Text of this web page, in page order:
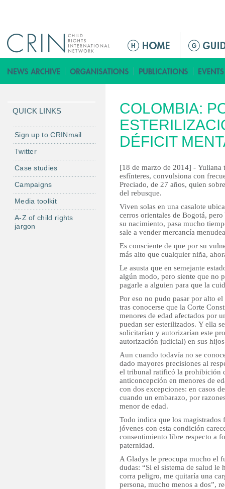
M
i
n
e
n
u
COLOMBIA:
DÉFICIT
[18 de marzo de 2014] - Yuliana
esfínteres, convulsiona con
Preciado, de 27 años, quien
del rebusque.
Viven solas en una casalote
cerros orientales de Bogotá,
su nacimiento, pasa mucho
sale a vender mercancía
Es consciente de que por su
más alto que cualquier niña,
Le asusta que en semejante
algún modo, pero siente que no
pagarle a alguien para que la
Por eso no pudo pasar por alto
tras conocerse que la Corte
menores de edad afectados por
puedan ser esterilizados. Y ella
solicitarían y autorizarían este
autorización judicial) en sus
Aun cuando todavía no se
dado mayores precisiones al
el tribunal ratificó la prohibición
anticoncepción en menores de
con dos excepciones: en casos
cuando un embarazo, por
menor de edad.
Todo indica que los
jóvenes con esta condición
consentimiento libre respecto a
paternidad.
A Gladys le preocupa mucho el
dudas: “Si el sistema de salud le
corra peligro, me quitaría una
persona, mucho menos a dos”,
QUICK LINKS
Sign up to CRINmail
Twitter
Case studies
Campaigns
Media toolkit
A-Z of child rights
jargon